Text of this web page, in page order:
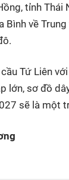
tỉnh Thái
Bình về
Tứ Liên
lớn, sơ đồ
sẽ là một